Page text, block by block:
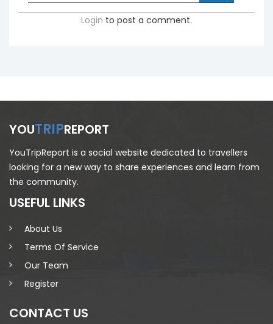
Login to post a comment.
YOUTRIPREPORT
YouTripReport is a social website dedicated to travellers
looking for a new way to share experiences and learn from
the community.
USEFUL LINKS
About Us
Terms Of Service
Our Team
Register
CONTACT US